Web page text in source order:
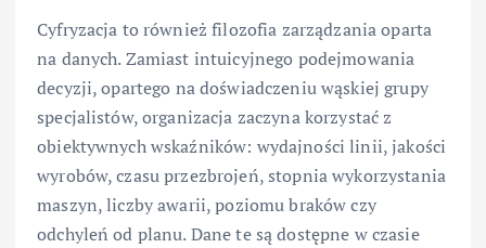
Cyfryzacja to również filozofia zarządzania oparta
na danych. Zamiast intuicyjnego podejmowania
decyzji, opartego na doświadczeniu wąskiej grupy
specjalistów, organizacja zaczyna korzystać z
obiektywnych wskaźników: wydajności linii, jakości
wyrobów, czasu przezbrojeń, stopnia wykorzystania
maszyn, liczby awarii, poziomu braków czy
odchyleń od planu. Dane te są dostępne w czasie